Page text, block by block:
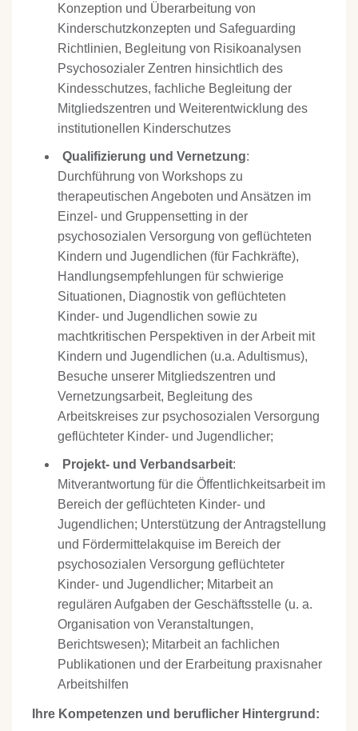
Konzeption und Überarbeitung von
Kinderschutzkonzepten und Safeguarding
Richtlinien, Begleitung von Risikoanalysen
Psychosozialer Zentren hinsichtlich des
Kindesschutzes, fachliche Begleitung der
Mitgliedszentren und Weiterentwicklung des
institutionellen Kinderschutzes
Qualifizierung und Vernetzung:
Durchführung von Workshops zu
therapeutischen Angeboten und Ansätzen im
Einzel- und Gruppensetting in der
psychosozialen Versorgung von geflüchteten
Kindern und Jugendlichen (für Fachkräfte),
Handlungsempfehlungen für schwierige
Situationen, Diagnostik von geflüchteten
Kinder- und Jugendlichen sowie zu
machtkritischen Perspektiven in der Arbeit mit
Kindern und Jugendlichen (u.a. Adultismus),
Besuche unserer Mitgliedszentren und
Vernetzungsarbeit, Begleitung des
Arbeitskreises zur psychosozialen Versorgung
geflüchteter Kinder- und Jugendlicher;
Projekt- und Verbandsarbeit:
Mitverantwortung für die Öffentlichkeitsarbeit im
Bereich der geflüchteten Kinder- und
Jugendlichen; Unterstützung der Antragstellung
und Fördermittelakquise im Bereich der
psychosozialen Versorgung geflüchteter
Kinder- und Jugendlicher; Mitarbeit an
regulären Aufgaben der Geschäftsstelle (u. a.
Organisation von Veranstaltungen,
Berichtswesen); Mitarbeit an fachlichen
Publikationen und der Erarbeitung praxisnaher
Arbeitshilfen
Ihre Kompetenzen und beruflicher Hintergrund: